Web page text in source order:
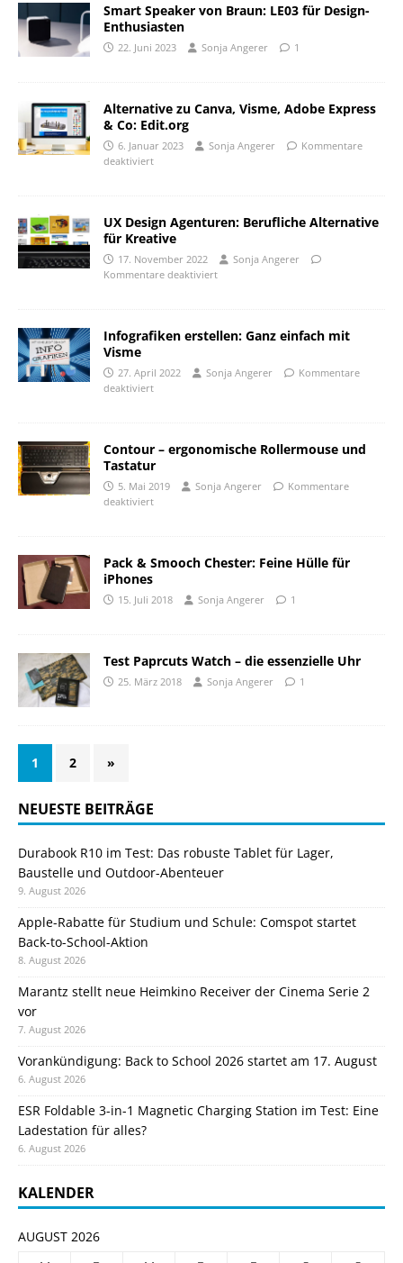
Smart Speaker von Braun: LE03 für Design-
Enthusiasten
22. Juni 2023 Sonja Angerer 1
Alternative zu Canva, Visme, Adobe Express
& Co: Edit.org
6. Januar 2023 Sonja Angerer
Kommentare
deaktiviert
UX Design Agenturen: Berufliche Alternative
für Kreative
17. November 2022
Sonja Angerer
Kommentare deaktiviert
Infografiken erstellen: Ganz einfach mit
Visme
27. April 2022 Sonja Angerer
Kommentare
deaktiviert
Contour – ergonomische Rollermouse und
Tastatur
5. Mai 2019 Sonja Angerer
Kommentare
deaktiviert
Pack & Smooch Chester: Feine Hülle für
iPhones
15. Juli 2018 Sonja Angerer 1
Test Paprcuts Watch – die essenzielle Uhr
25. März 2018 Sonja Angerer 1
1 2 »
NEUESTE BEITRÄGE
Durabook R10 im Test: Das robuste Tablet für Lager,
Baustelle und Outdoor-Abenteuer
9. August 2026
Apple-Rabatte für Studium und Schule: Comspot startet
Back-to-School-Aktion
8. August 2026
Marantz stellt neue Heimkino Receiver der Cinema Serie 2
vor
7. August 2026
Vorankündigung: Back to School 2026 startet am 17. August
6. August 2026
ESR Foldable 3-in-1 Magnetic Charging Station im Test: Eine
Ladestation für alles?
6. August 2026
KALENDER
AUGUST 2026